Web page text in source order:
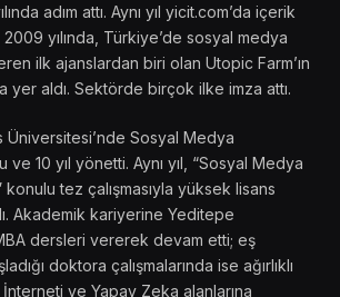
adım attı. Aynı yıl yicit.com’da içerik
yılında, Türkiye’de sosyal medya
ilk ajanslardan biri olan Utopic Farm’ın
yer aldı. Sektörde birçok ilke imza attı.
Üniversitesi’nde Sosyal Medya
ve 10 yıl yönetti. Aynı yıl, “Sosyal Medya
tez çalışmasıyla yüksek lisans
Akademik kariyerine Yeditepe
dersleri vererek devam etti; eş
doktora çalışmalarında ise ağırlıklı
ve Yapay Zeka alanlarına